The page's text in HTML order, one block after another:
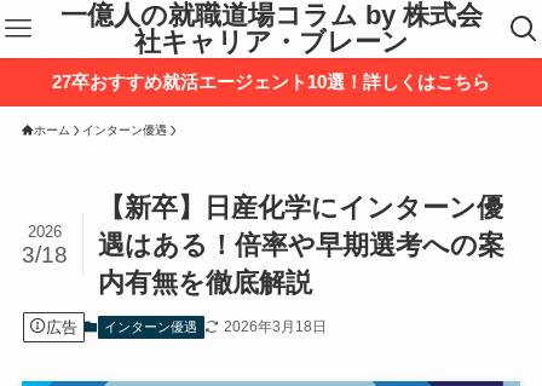
一億人の就職道場コラム by 株式会
社キャリア・ブレーン
27卒おすすめ就活エージェント10選！詳しくはこちら
ホーム インターン優遇
【新卒】日産化学にインターン優
遇はある！倍率や早期選考への案
内有無を徹底解説
2026
3/18
広告 インターン優遇 2026年3月18日